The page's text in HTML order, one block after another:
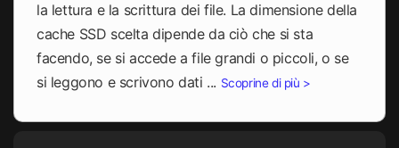
la lettura e la scrittura dei file. La dimensione della
cache SSD scelta dipende da ciò che si sta
facendo, se si accede a file grandi o piccoli, o se
si leggono e scrivono dati ... Scoprine di più >